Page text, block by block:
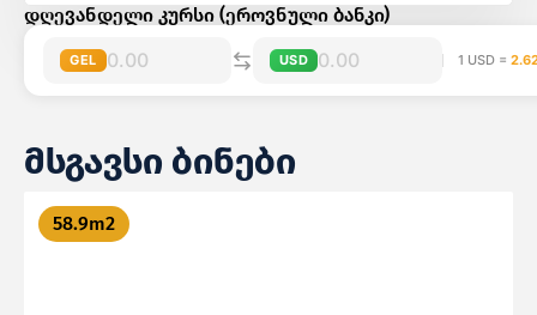
დღევანდელი კურსი (ეროვნული ბანკი)
GEL USD 1 USD =
მსგავსი ბინები
58.9m2